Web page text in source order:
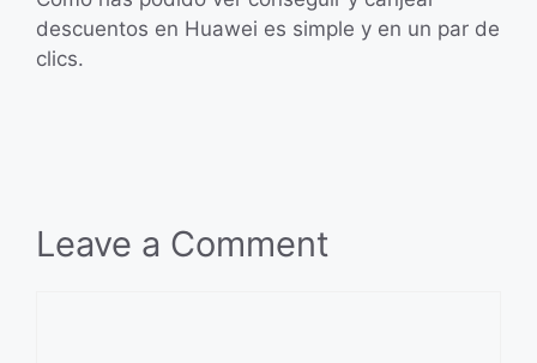
descuentos en Huawei es simple y en un par de
clics.
Leave a Comment